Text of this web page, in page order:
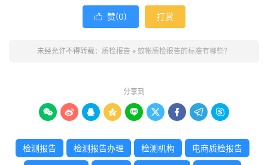
 赞(0) 打赏
未经允许不得转载： 质检报告 » 蚊帐质检报告的标准有哪些？
分享到
        
检测报告 检测报告办理 检测机构 电商质检报告